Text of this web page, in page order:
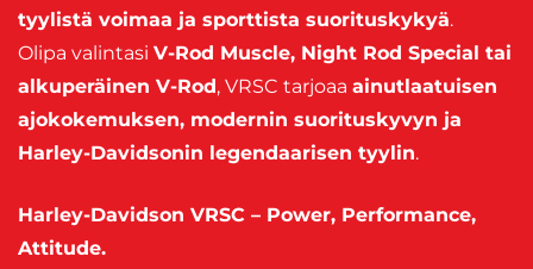
tyylistä voimaa ja sporttista suorituskykyä.
Olipa valintasi V-Rod Muscle, Night Rod Special tai
alkuperäinen V-Rod, VRSC tarjoaa ainutlaatuisen
ajokokemuksen, modernin suorituskyvyn ja
Harley-Davidsonin legendaarisen tyylin.
Harley-Davidson VRSC – Power, Performance,
Attitude.